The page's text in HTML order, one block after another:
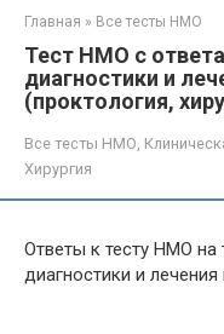
Главная » Все тесты НМО
Тест НМО с
диагностики и
(проктология,
Все тесты НМО
Хирургия
Ответы к тесту НМО на
диагностики и